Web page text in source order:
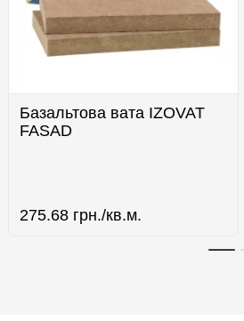
Базальтова вата IZOVAT
FASAD
275.68 грн./кв.м.